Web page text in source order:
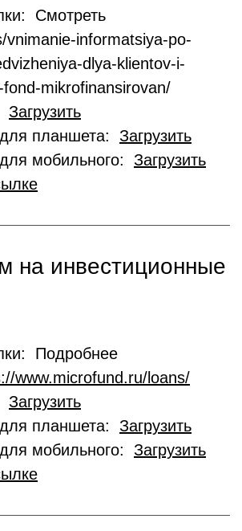
Смотреть
informatsiya-po-
dlya-klientov-i-
mikrofinansirovan/
Загрузить
планшета: Загрузить
мобильного: Загрузить
на инвестиционные
Подробнее
www.microfund.ru/loans/
Загрузить
планшета: Загрузить
мобильного: Загрузить